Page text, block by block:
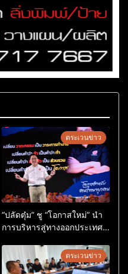
ตระเวนข่าว
“ปลัดตุ๋ม” ชู “โอกาสใหม่” นำ
การบริหารสู่ทางออกประเทศ
ตระเวนข่าว